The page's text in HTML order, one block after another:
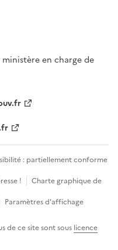
en charge de
: partiellement conforme
!
Charte graphique de
Paramètres d'affichage
de ce site sont sous licence